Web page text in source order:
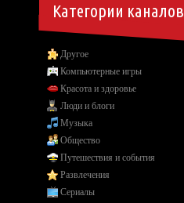
Категории каналов
Другое
Компьютерные игры
Красота и здоровье
Люди и блоги
Музыка
Общество
Путешествия и события
Развлечения
Сериалы